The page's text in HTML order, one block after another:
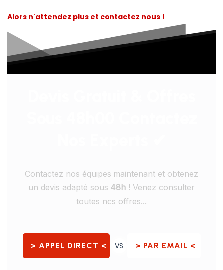
Alors n'attendez plus et contactez nous !
Contactez nos équipes maintenant et obtenez
un devis adapté sous 48h ! Venez consulter
toutes nos offres...
> APPEL DIRECT < VS > PAR EMAIL <